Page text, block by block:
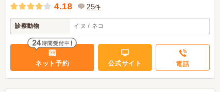
4.18 25件
診察動物 イヌ / ネコ
ネット予約 公式サイト 電話